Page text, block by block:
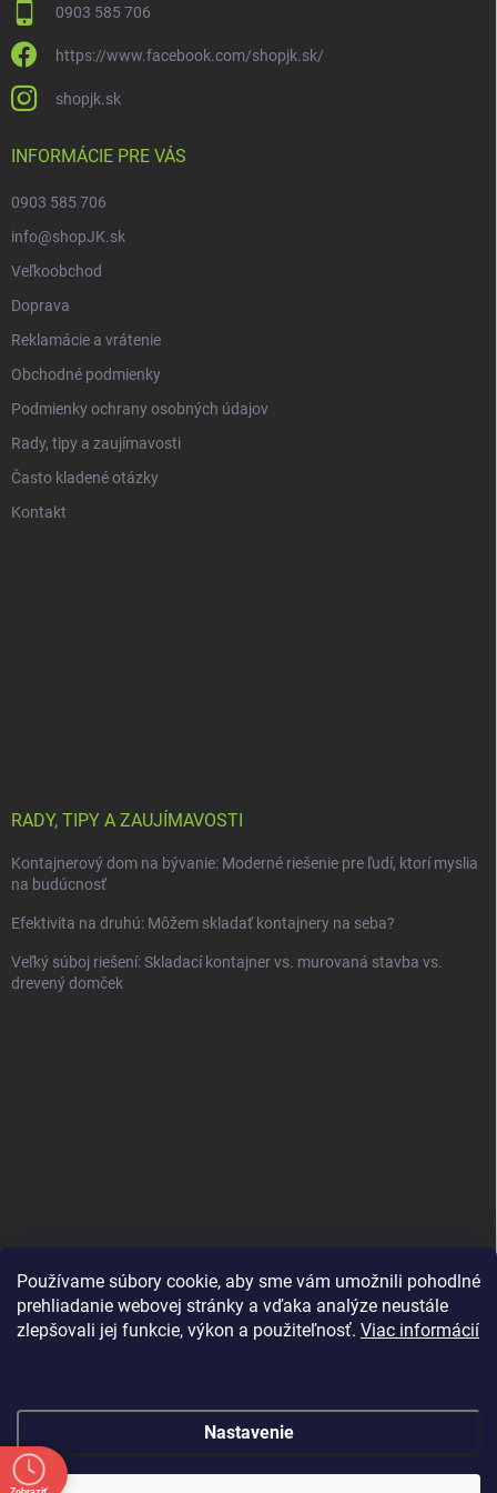
Používame súbory cookie, aby sme vám umožnili pohodlné
prehliadanie webovej stránky a vďaka analýze neustále
zlepšovali jej funkcie, výkon a použiteľnosť. Viac informácií
Nastavenie
0903 585 706
https://www.facebook.com/shopjk.sk/
shopjk.sk
INFORMÁCIE PRE VÁS
0903 585 706
info@shopJK.sk
Veľkoobchod
Doprava
Reklamácie a vrátenie
Obchodné podmienky
Podmienky ochrany osobných údajov
Rady, tipy a zaujímavosti
Často kladené otázky
Kontakt
RADY, TIPY A ZAUJÍMAVOSTI
Kontajnerový dom na bývanie: Moderné riešenie pre ľudí, ktorí myslia
na budúcnosť
Efektivita na druhú: Môžem skladať kontajnery na seba?
Veľký súboj riešení: Skladací kontajner vs. murovaná stavba vs.
drevený domček
Copyright 2026shopJK.sk. Všetky práva vyhradené.Upraviť nastavenie